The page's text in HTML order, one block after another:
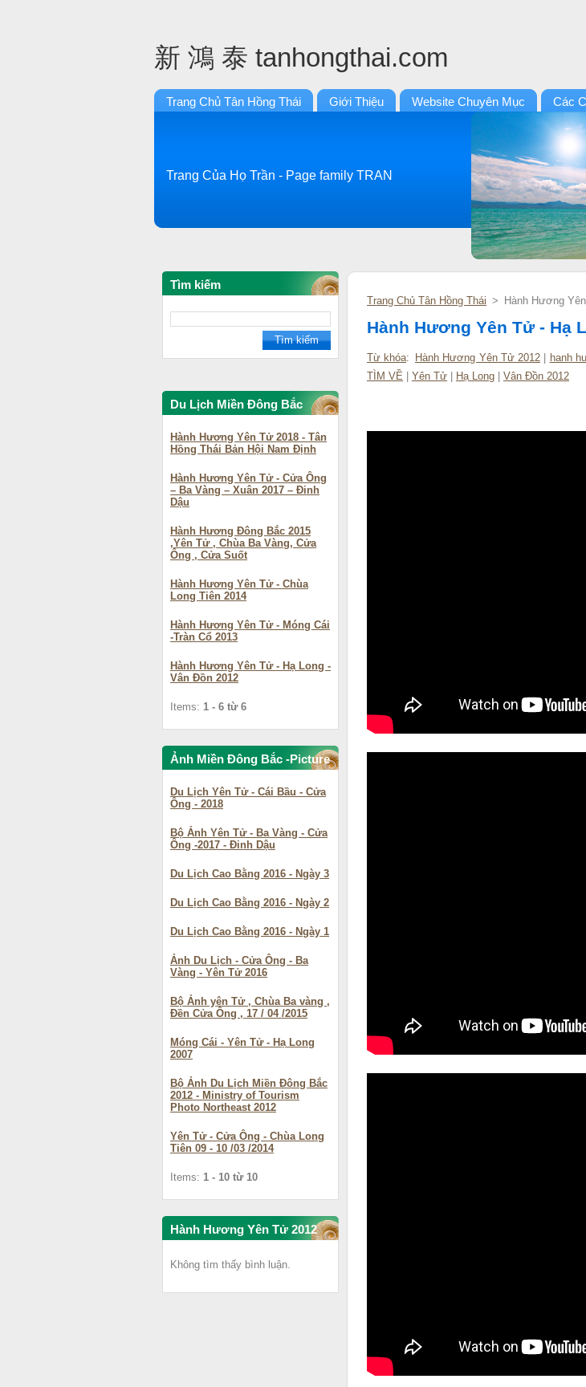
新 鴻 泰 tanhongthai.com
Trang Chủ Tân Hồng Thái Giới Thiệu Website Chuyên Mục Các
Trang Của Họ Trần - Page family TRAN
Tìm kiếm
Du Lịch Miền Đông Bắc
Hành Hương Yên Tử 2018 - Tân
Hồng Thái Bản Hội Nam Định
Hành Hương Yên Tử - Cửa Ông
– Ba Vàng – Xuân 2017 – Đinh
Dậu
Hành Hương Đông Bắc 2015
,Yên Tử , Chùa Ba Vàng, Cửa
Ông , Cửa Suốt
Hành Hương Yên Tử - Chùa
Long Tiên 2014
Hành Hương Yên Tử - Móng Cái
-Tràn Cổ 2013
Hành Hương Yên Tử - Hạ Long -
Vân Đồn 2012
Items: 1 - 6 từ 6
Ảnh Miền Đông Bắc -Picture
Du Lịch Yên Tử - Cái Bầu - Cửa
Ông - 2018
Bộ Ảnh Yên Tử - Ba Vàng - Cửa
Ông -2017 - Đinh Dậu
Du Lịch Cao Bằng 2016 - Ngày 3
Du Lịch Cao Bằng 2016 - Ngày 2
Du Lịch Cao Bằng 2016 - Ngày 1
Ảnh Du Lịch - Cửa Ông - Ba
Vàng - Yên Tử 2016
Bộ Ảnh yên Tử , Chùa Ba vàng ,
Đền Cửa Ông , 17 / 04 /2015
Móng Cái - Yên Tử - Hạ Long
2007
Bộ Ảnh Du Lịch Miền Đông Bắc
2012 - Ministry of Tourism
Photo Northeast 2012
Yên Tử - Cửa Ông - Chùa Long
Tiên 09 - 10 /03 /2014
Items: 1 - 10 từ 10
Hành Hương Yên Tử 2012
Không tìm thấy bình luận.
Trang Chủ Tân Hồng Thái > Hành Hương
Hành Hương Yên Tử - Hạ
Từ khóa: Hành Hương Yên Tử 2012 hanh
TÌM VỀ
Yên Tử Hạ Long Vân Đồn 2012